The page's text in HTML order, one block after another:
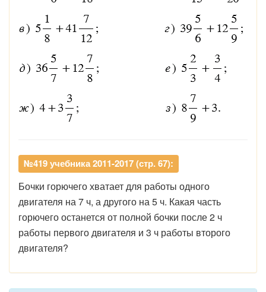
№419 учебника 2011-2017 (стр. 67):
Бочки горючего хватает для работы одного
двигателя на 7 ч, а другого на 5 ч. Какая часть
горючего останется от полной бочки после 2 ч
работы первого двигателя и 3 ч работы второго
двигателя?